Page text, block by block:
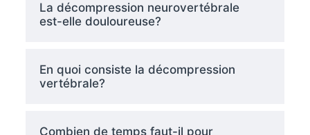
La décompression neurovertébrale
est-elle douloureuse?
En quoi consiste la décompression
vertébrale?
Combien de temps faut-il pour